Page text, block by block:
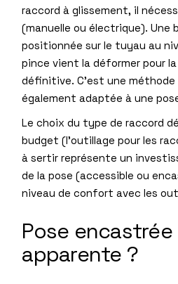
raccord à glissement, il
(manuelle ou électrique). Une
positionnée sur le tuyau au
pince vient la déformer pour
définitive. C’est une
également adaptée à une
Le choix du type de raccord
budget (l’outillage pour les
à sertir représente un
de la pose (accessible ou
niveau de confort avec les
Pose encastrée
apparente ?